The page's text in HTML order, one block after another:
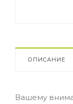
ОПИСАНИЕ
Вашему